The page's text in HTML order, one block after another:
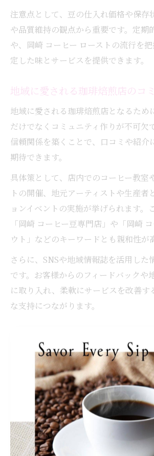
注意点として、豆の仕入れ価格や保存
や品質維持の観点から重要です。定期
や、岡崎 コーヒー ローストの流行を
定した味とサービスを提供できます。
地域に愛される珈琲焙煎店のコ
地域に愛される珈琲焙煎店となるため
だけでなくコミュニティ作りが不可欠
信頼関係を築くことで、口コミや紹介
期待できます。
具体策として、店内でのコーヒー教室
トの開催、地元アーティストや生産者
ョンイベントの実施が挙げられます。
「岡崎 コーヒー豆専門店」や「岡崎
ウト」などのキーワードとも親和性が
さらに、SNSや地域情報誌を活用した
です。お客様からのフィードバックや
に取り入れ、柔軟にサービスを改善す
な支持につながります。
岡崎 コーヒー豆専門店としての強みは
豆へのこだわりにあります。珈琲焙煎
を活かし、他店にはない独自のライン
を提供することが差別化のポイントです
例えば、産地別や焙煎度別の飲み比べ
ーダーメイド焙煎、ギフト需要への対